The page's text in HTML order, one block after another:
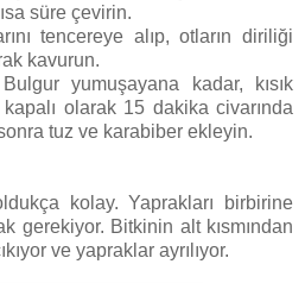
süre çevirin.
tencereye alıp, otların diriliği
kavurun.
yumuşayana kadar, kısık
olarak 15 dakika civarında
tuz ve karabiber ekleyin.
kolay. Yaprakları birbirine
gerekiyor. Bitkinin alt kısmından
ve yapraklar ayrılıyor.